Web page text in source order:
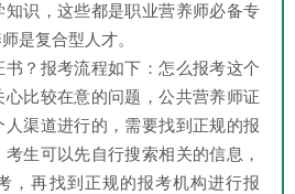
识，这些都是职业营养师必备专
是复合型人才。
？报考流程如下：怎么报考这个
比较在意的问题，公共营养师证
渠道进行的，需要找到正规的报
生可以先自行搜索相关的信息，
，再找到正规的报考机构进行报